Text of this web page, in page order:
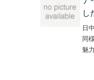
し
日
同
魅